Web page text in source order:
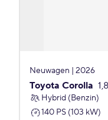
Neuwagen | 2026
Toyota Corolla
Hybrid (Benzin)
140 PS (103 kW)